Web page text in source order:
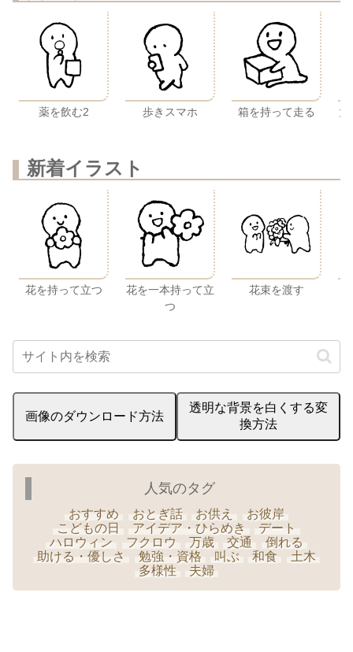
薬を飲む2 歩きスマホ 箱を持って走る 太
新着イラスト
花を持って立つ
花を一本持って立
つ
花束を渡す
画像のダウンロード方法
透明な背景を白くする変
換方法
人気のタグ
おすすめ おとぎ話 お供え
お彼岸
こどもの日
アイデア・ひらめき
デート
ハロウィン
フクロウ 万歳 交通
倒れる
助ける・優しさ
勉強・資格 叫ぶ 和食
土木
多様性
夫婦